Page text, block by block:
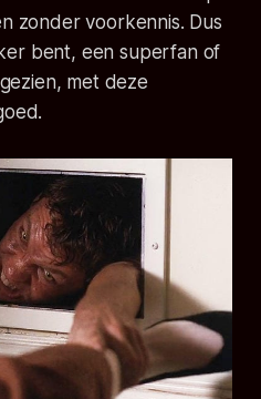
zonder voorkennis. Dus
bent, een superfan of
met deze